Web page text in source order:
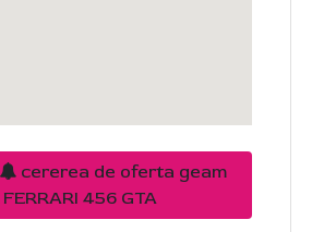
cererea de oferta geam
FERRARI 456 GTA